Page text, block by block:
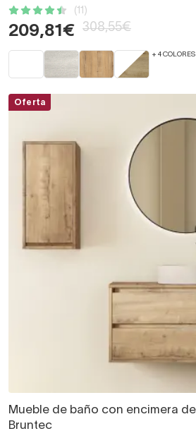
(11)
209,81€ 308,55€
+ 4
Oferta
Mueble de baño con encimera
Bruntec